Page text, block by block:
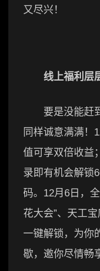
又尽兴！
线上福利 层
要是没能赶到
同样诚意满满！
值可享双倍收益
录即有机会解锁
码。12月6日，
花大会”、天工
一键解锁，为你
歇，邀你尽情畅